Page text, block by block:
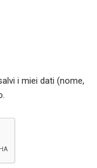
i miei dati (nome,